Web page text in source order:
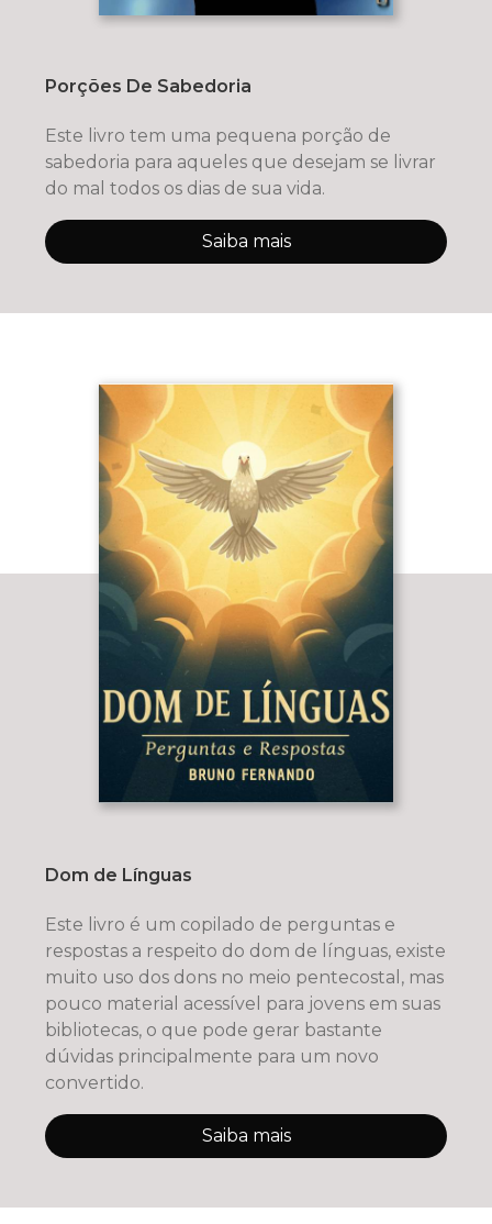
Porções De Sabedoria
Este livro tem uma pequena porção de
sabedoria para aqueles que desejam se livrar
do mal todos os dias de sua vida.
Saiba mais
Dom de Línguas
Este livro é um copilado de perguntas e
respostas a respeito do dom de línguas, existe
muito uso dos dons no meio pentecostal, mas
pouco material acessível para jovens em suas
bibliotecas, o que pode gerar bastante
dúvidas principalmente para um novo
convertido.
Saiba mais